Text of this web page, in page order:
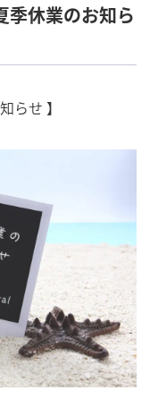
季休業のお知ら
らせ 】